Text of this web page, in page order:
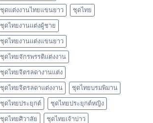
ชุดแต่งงานไทยแขนยาว ชุดไทย
ชุดไทยงานแต่งผู้ชาย
ชุดไทยงานแต่งแขนยาว
ชุดไทยจักรพรรดิแต่งงาน
ชุดไทยจิตรลดางานแต่ง
ชุดไทยจิตรลดาแต่งงาน ชุดไทยบรมพิมาน
ชุดไทยประยุกต์ ชุดไทยประยุกต์หญิง
ชุดไทยศิวาลัย ชุดไทยเจ้าบ่าว